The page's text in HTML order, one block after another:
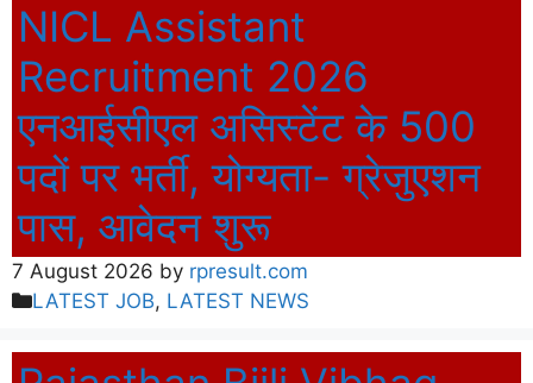
NICL Assistant
Recruitment 2026
एनआईसीएल असिस्टेंट के 500
पदों पर भर्ती, योग्यता- ग्रेजुएशन
पास, आवेदन शुरू
7 August 2026 by rpresult.com
Categories
LATEST JOB, LATEST NEWS